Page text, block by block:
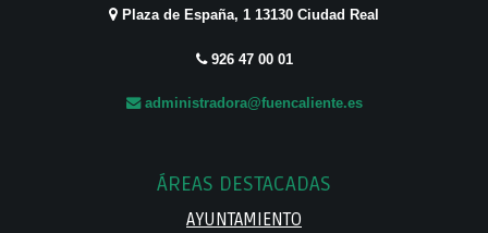
Plaza de España, 1 13130 Ciudad Real
926 47 00 01
administradora@fuencaliente.es
ÁREAS DESTACADAS
AYUNTAMIENTO